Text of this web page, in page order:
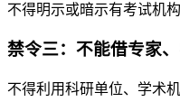
不得明示或暗示有考试机
禁令三：不能借专家
不得利用科研单位、学术